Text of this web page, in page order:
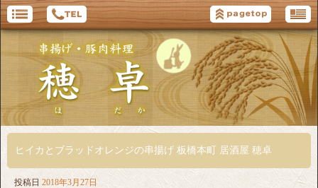
ヒイカとブラッドオレンジの串揚げ 板橋本町 居酒屋 穂卓
投稿日 2018年3月27日